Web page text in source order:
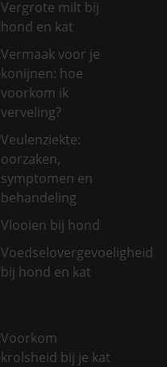
Vergrote milt bij
hond en kat
Vermaak voor je
konijnen: hoe
voorkom ik
verveling?
Veulenziekte:
oorzaken,
symptomen en
behandeling
Vlooien bij hond
Voedselovergevoeligheid
bij hond en kat
Voorkom
krolsheid bij je kat